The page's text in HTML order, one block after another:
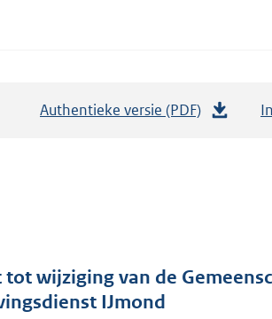
Authentieke versie (PDF)
s
tot wijziging van de
IJmond